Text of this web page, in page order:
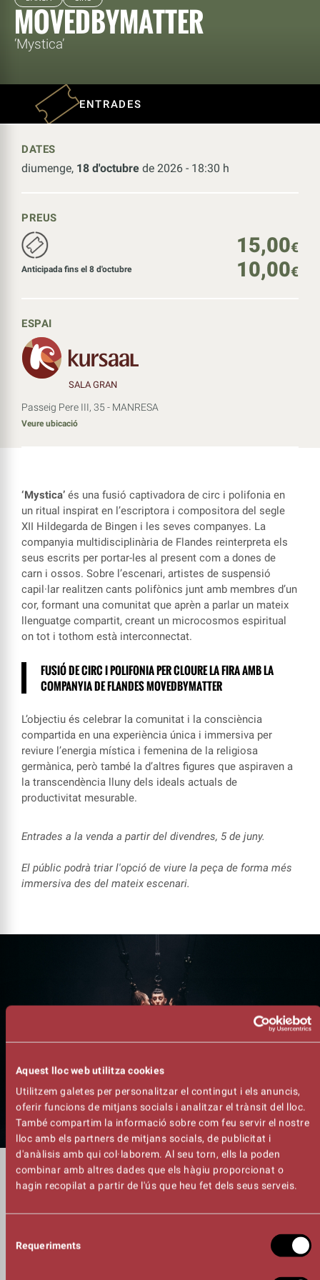
Aquest lloc web utilitza cookies
Utilitzem galetes per personalitzar el contingut i els anuncis,
oferir funcions de mitjans socials i analitzar el trànsit del lloc.
També compartim la informació sobre com feu servir el nostre
lloc amb els partners de mitjans socials, de publicitat i
d'anàlisis amb qui col·laborem. Al seu torn, ells la poden
combinar amb altres dades que els hàgiu proporcionat o
hagin recopilat a partir de l'ús que heu fet dels seus serveis.
Requeriments
MOVEDBYMATTER
‘Mystica’
ENTRADES
DATES
diumenge, 18 d'octubre de 2026 - 18:30 h
PREUS
15,00€
Anticipada fins el 8 d'octubre 10,00€
ESPAI
SALA GRAN
Passeig Pere III, 35 - MANRESA
Veure ubicació
‘Mystica’ és una fusió captivadora de circ i polifonia en
un ritual inspirat en l’escriptora i compositora del segle
XII Hildegarda de Bingen i les seves companyes. La
companyia multidisciplinària de Flandes reinterpreta els
seus escrits per portar-les al present com a dones de
carn i ossos. Sobre l’escenari, artistes de suspensió
capil·lar realitzen cants polifònics junt amb membres d’un
cor, formant una comunitat que aprèn a parlar un mateix
llenguatge compartit, creant un microcosmos espiritual
on tot i tothom està interconnectat.
FUSIÓ DE CIRC I POLIFONIA PER CLOURE LA FIRA AMB LA
COMPANYIA DE FLANDES MOVEDBYMATTER
L’objectiu és celebrar la comunitat i la consciència
compartida en una experiència única i immersiva per
reviure l’energia mística i femenina de la religiosa
germànica, però també la d’altres figures que aspiraven a
la transcendència lluny dels ideals actuals de
productivitat mesurable.
Entrades a la venda a partir del divendres, 5 de juny.
El públic podrà triar l'opció de viure la peça de forma més
immersiva des del mateix escenari.
DURADA
01:00h
Kasper Vandenberghe
Leire Froufe Vigara
DRAMATÚRGIA I TEXT